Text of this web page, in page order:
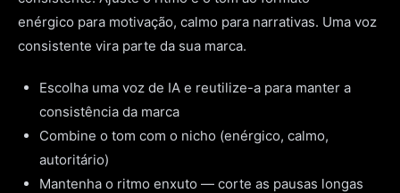
enérgico para motivação, calmo para narrativas. Uma voz
consistente vira parte da sua marca.
Escolha uma voz de IA e reutilize-a para manter a
consistência da marca
Combine o tom com o nicho (enérgico, calmo,
autoritário)
Mantenha o ritmo enxuto — corte as pausas longas